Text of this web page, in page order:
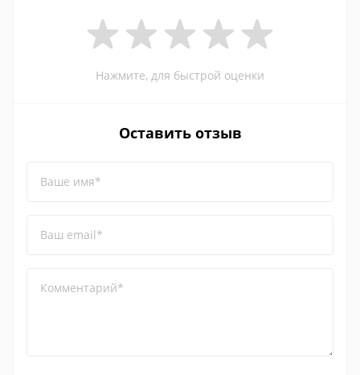
Нажмите, для быстрой оценки
Оставить отзыв
Ваше имя*
Ваш email*
Комментарий*